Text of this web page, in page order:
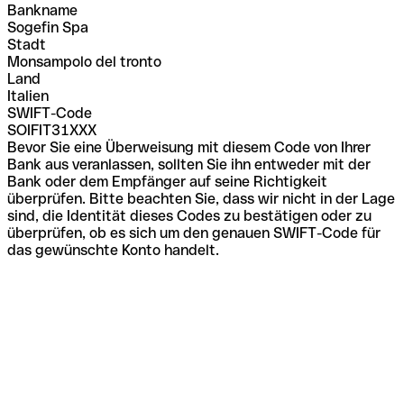
Bankname
Sogefin Spa
Stadt
Monsampolo del tronto
Land
Italien
SWIFT-Code
SOIFIT31XXX
Bevor Sie eine Überweisung mit diesem Code von Ihrer
Bank aus veranlassen, sollten Sie ihn entweder mit der
Bank oder dem Empfänger auf seine Richtigkeit
überprüfen. Bitte beachten Sie, dass wir nicht in der Lage
sind, die Identität dieses Codes zu bestätigen oder zu
überprüfen, ob es sich um den genauen SWIFT-Code für
das gewünschte Konto handelt.